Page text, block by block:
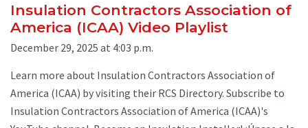
Insulation Contractors Association of
America (ICAA) Video Playlist
December 29, 2025 at 4:03 p.m.
Learn more about Insulation Contractors Association of
America (ICAA) by visiting their RCS Directory. Subscribe to
Insulation Contractors Association of America (ICAA)'s